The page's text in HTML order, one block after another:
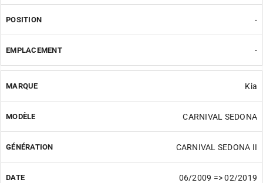
-
-
Kia
CARNIVAL SEDONA
CARNIVAL SEDONA II
06/2009 => 02/2019